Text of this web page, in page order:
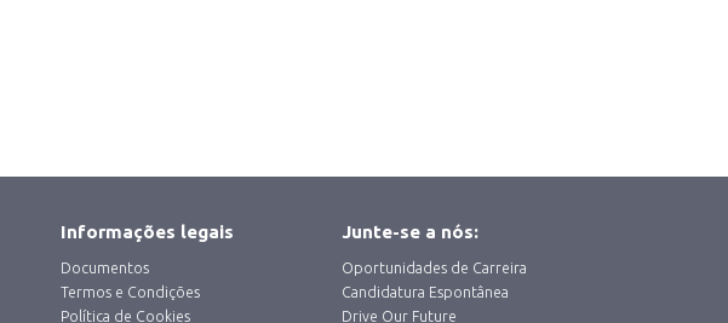
Informações legais
Documentos
Termos e Condições
Política de Cookies
Junte-se a nós:
Oportunidades de Carreira
Candidatura Espontânea
Drive Our Future